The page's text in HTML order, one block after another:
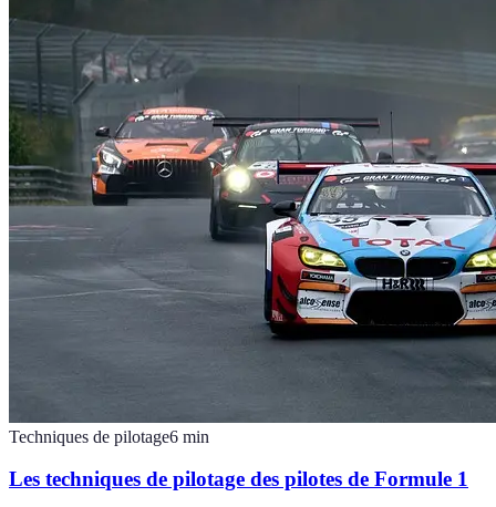
Techniques de pilotage6 min
Les techniques de pilotage des pilotes de Formule 1